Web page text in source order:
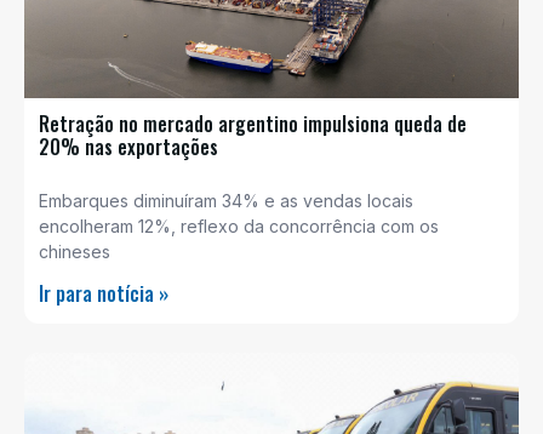
Retração no mercado argentino impulsiona queda de
20% nas exportações
Embarques diminuíram 34% e as vendas locais
encolheram 12%, reflexo da concorrência com os
chineses
Ir para notícia »